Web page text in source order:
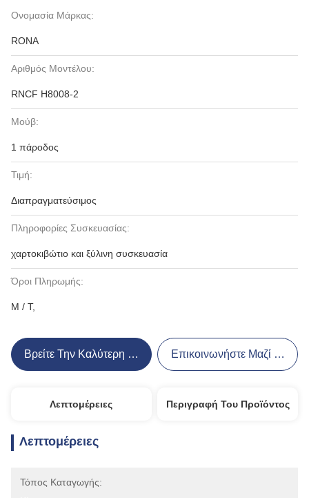
Ονομασία Μάρκας:
RONA
Αριθμός Μοντέλου:
RNCF H8008-2
Μούβ:
1 πάροδος
Τιμή:
Διαπραγματεύσιμος
Πληροφορίες Συσκευασίας:
χαρτοκιβώτιο και ξύλινη συσκευασία
Όροι Πληρωμής:
Μ / Τ,
Βρείτε Την Καλύτερη Τιμή Επικοινωνήστε Μαζί Μας
Λεπτομέρειες Περιγραφή Του Προϊόντος
Λεπτομέρειες
Τόπος Καταγωγής: